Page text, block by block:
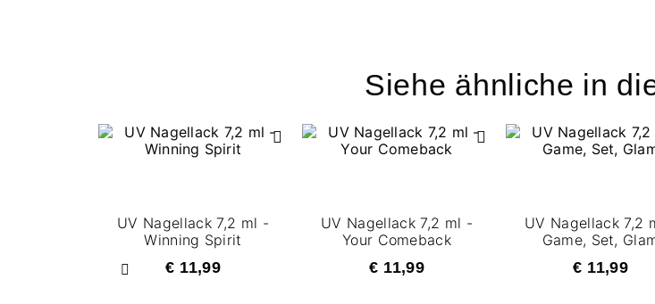
Siehe ähnliche in
Zurück
UV Nagellack 7,2 ml -
Winning Spirit
€ 11,99
UV Nagellack 7,2 ml -
Your Comeback
€ 11,99
UV Nagellack 7,2
Game, Set,
€ 11,99